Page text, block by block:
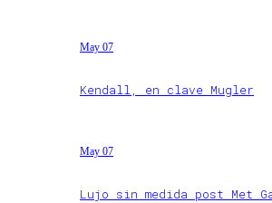
May 07
Kendall, en clave Mugler
May 07
Lujo sin medida post Met